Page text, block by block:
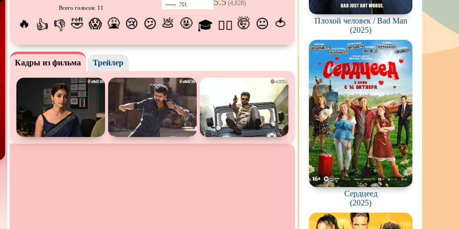
Про богатых Про богов
Про ведьм Про викингов Про выживание
Про гонки Про деревню Про динозавров
Про животных Про зомби
Про космос Про любовь Про маньяков и
серийных
Про оборотней Про пиратов Про подростков
Про роботов Про рыцарей Про самолёты
Про снайперов Про супергероев Про танки
Про тюрьму
Всего голосов: 11
(4,828)
🔥 👍 👎 🤣 😱 🤮 😢 😕 💩 🤬 🎓 😵‍💫 🤯 😐 🍅
Кадры из фильма Трейлер
Плохой человек / Bad Man
(2025)
Сердцеед
(2025)